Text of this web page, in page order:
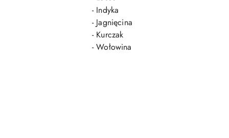
- Indyka
- Jagnięcina
- Kurczak
- Wołowina